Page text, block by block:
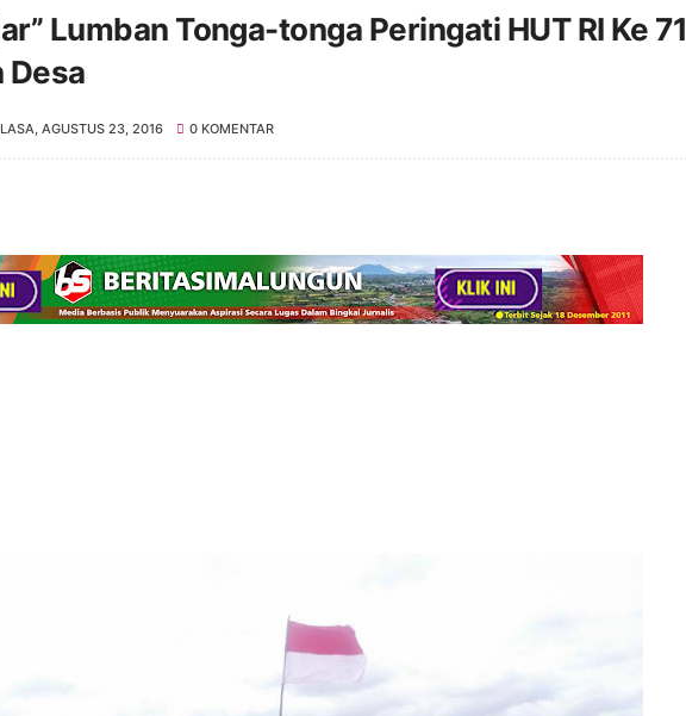
Lumban Tonga-tonga Peringati HUT RI Ke 71
Desa
AGUSTUS 23, 2016 0 KOMENTAR